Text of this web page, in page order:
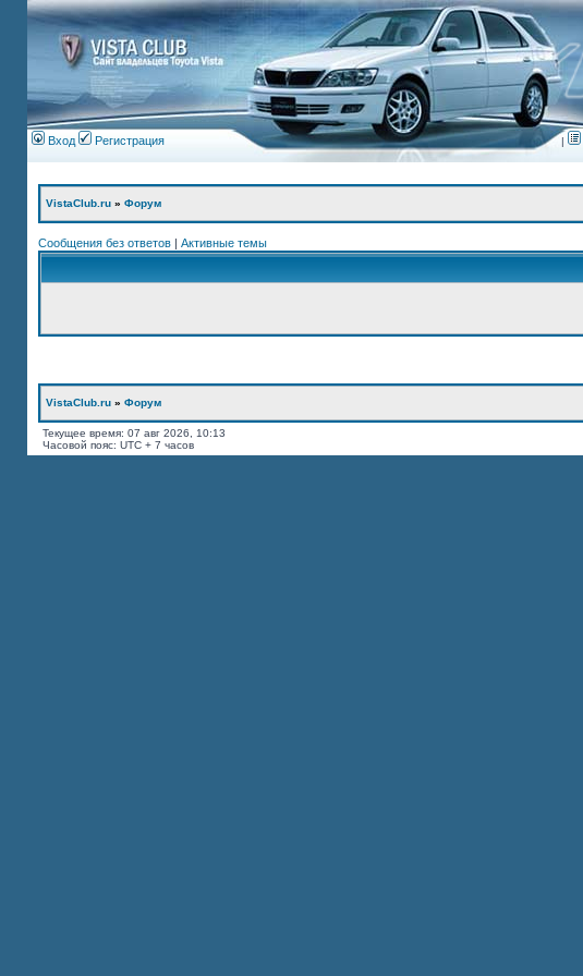
Вход Регистрация |
VistaClub.ru » Форум
Сообщения без ответов | Активные темы
VistaClub.ru » Форум
Текущее время: 07 авг 2026, 10:13
Часовой пояс: UTC + 7 часов